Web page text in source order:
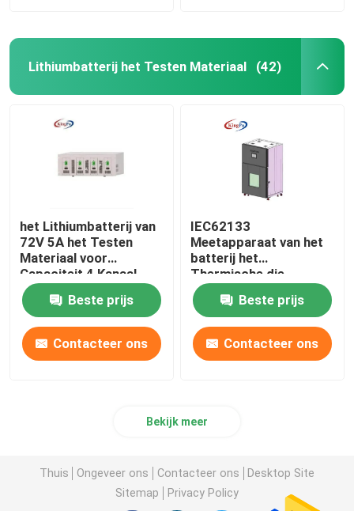
Lithiumbatterij het Testen Materiaal (42)
het Lithiumbatterij van
72V 5A het Testen
Materiaal voor
Capaciteit 4 Kanaal
Beste prijs
Contacteer ons
IEC62133
Meetapparaat van het
batterij het
Thermische die
Misbruik met
Universeel Wiel wordt
geïnstalleerd
Beste prijs
Contacteer ons
Bekijk meer
Thuis Ongeveer ons Contacteer ons
Desktop Site
Sitemap
Privacy Policy